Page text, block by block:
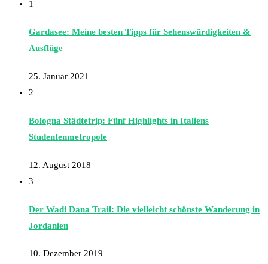
1
Gardasee: Meine besten Tipps für Sehenswürdigkeiten &
Ausflüge
25. Januar 2021
2
Bologna Städtetrip: Fünf Highlights in Italiens
Studentenmetropole
12. August 2018
3
Der Wadi Dana Trail: Die vielleicht schönste Wanderung in
Jordanien
10. Dezember 2019